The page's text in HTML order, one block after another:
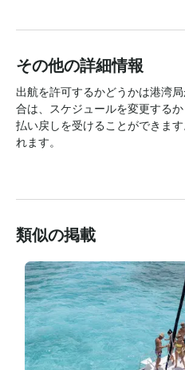
その他の詳細情報
出航を許可するかどうかは港湾
合は、スケジュールを変更する
払い戻しを受けることができま
れます。
類似の掲載